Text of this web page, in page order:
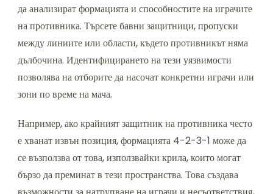
да анализират формацията и способностите на играчите
на противника. Търсете бавни защитници, пропуски
между линиите или области, където противникът няма
дълбочина. Идентифицирането на тези уязвимости
позволява на отборите да насочат конкретни играчи или
зони по време на мача.
Например, ако крайният защитник на противника често
е хванат извън позиция, формацията 4-2-3-1 може да
се възползва от това, използвайки крила, които могат
бързо да преминат в тези пространства. Това създава